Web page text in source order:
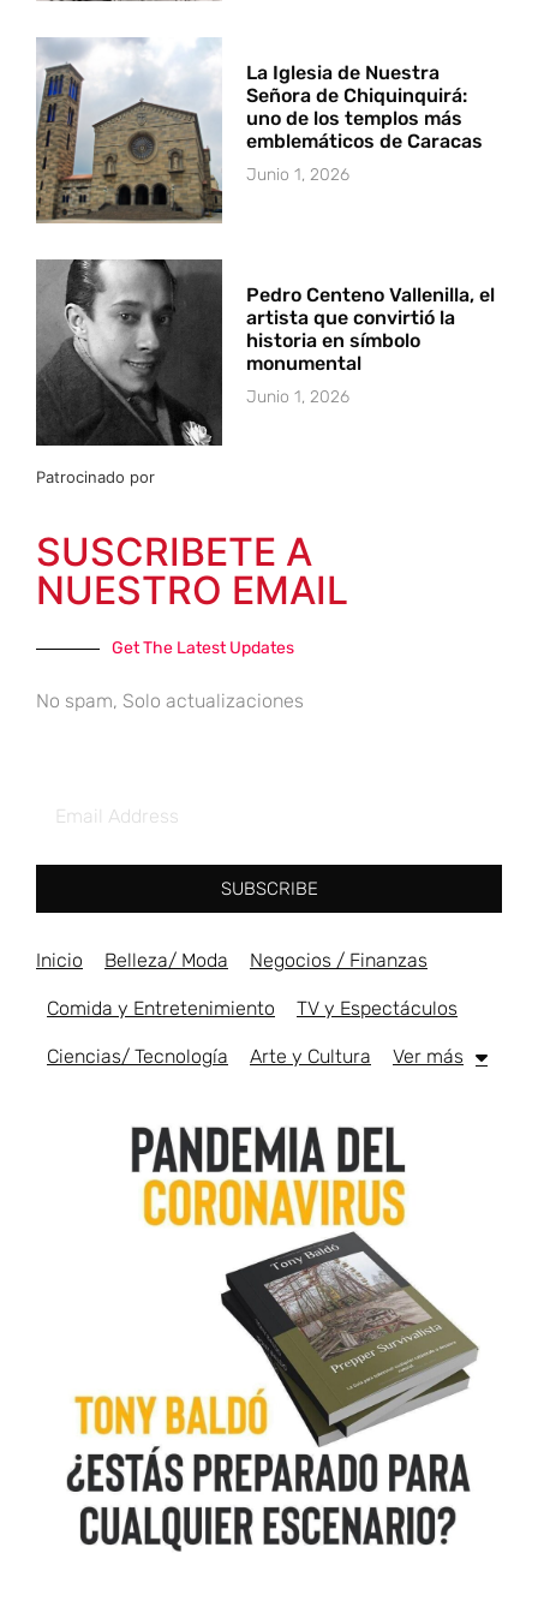
La Iglesia de Nuestra
Señora de Chiquinquirá:
uno de los templos más
emblemáticos de Caracas
Junio 1, 2026
Pedro Centeno Vallenilla, el
artista que convirtió la
historia en símbolo
monumental
Junio 1, 2026
Patrocinado por
SUSCRIBETE A
NUESTRO EMAIL
Get The Latest Updates
No spam, Solo actualizaciones
SUBSCRIBE
Inicio Belleza/ Moda Negocios / Finanzas
Comida y Entretenimiento TV y Espectáculos
Ciencias/ Tecnología Arte y Cultura Ver más